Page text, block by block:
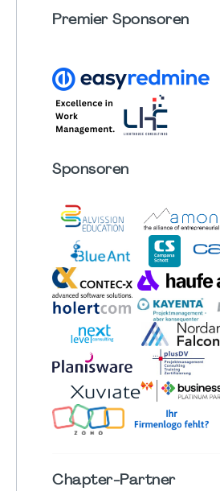
Premier Sponsoren
Sponsoren
Chapter-Partner